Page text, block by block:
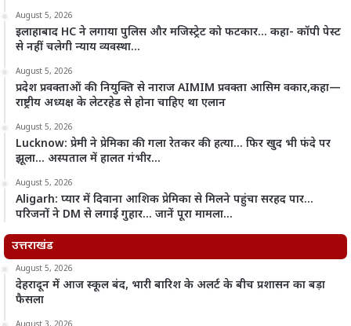
August 5, 2026
इलाहाबाद HC ने लगाया पुलिस और मजिस्ट्रेट को फटकार… कहा- कॉपी पेस्ट
से नहीं चलेगी न्याय व्यवस्था…
August 5, 2026
प्रदेश प्रवक्ताओं की नियुक्ति से नाराज AIMIM प्रवक्ता आसिम वकार,कहा—
राष्ट्रीय अध्यक्ष के लेटरहेड से होना चाहिए था एलान
August 5, 2026
Lucknow: प्रेमी ने प्रेमिका की गला रेतकर की हत्या… फिर खुद भी फंदे पर
झूला… अस्पताल में हालत गंभीर…
August 5, 2026
Aligarh: प्यार में दिवाना आशिक प्रेमिका से मिलने पहुंचा सरहद पार…
परिजनों ने DM से लगाई गुहार… जानें पूरा मामला…
उत्तराखंड
August 5, 2026
देहरादून में आज स्कूल बंद, भारी बारिश के अलर्ट के बीच प्रशासन का बड़ा
फैसला